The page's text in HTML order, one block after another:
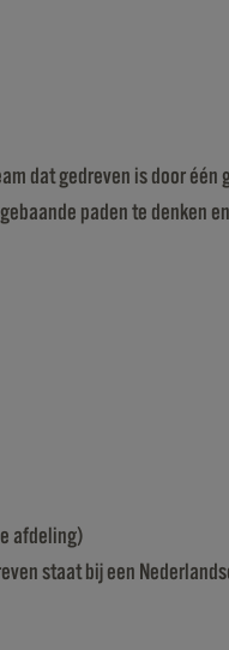
dat gedreven is door
paden te denken
afdeling)
staat bij een